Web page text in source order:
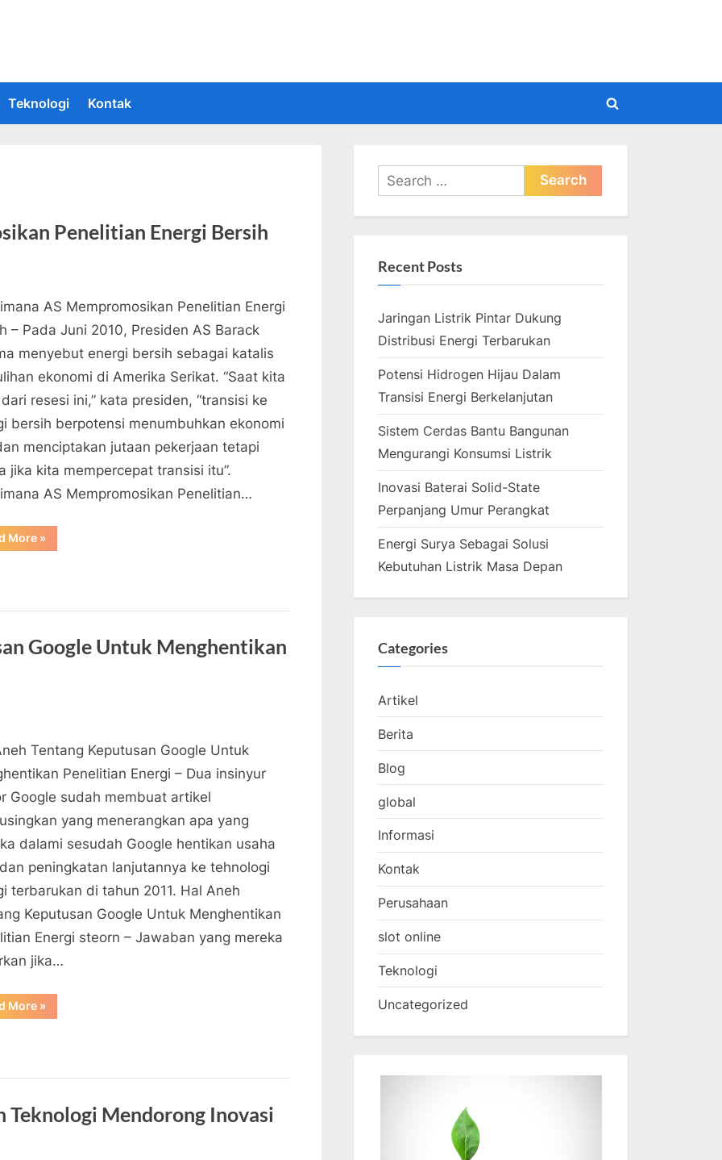
Teknologi Kontak
Toggle
Penelitian Energi Bersih
AS Mempromosikan Penelitian Energi
– Pada Juni 2010, Presiden AS Barack
menyebut energi bersih sebagai katalis
ekonomi di Amerika Serikat. “Saat kita
resesi ini,” kata presiden, “transisi ke
bersih berpotensi menumbuhkan ekonomi
menciptakan jutaan pekerjaan tetapi
jika kita mempercepat transisi itu”.
AS Mempromosikan Penelitian…
More“Bagaimana
AS
»
Google Untuk Menghentikan
Tentang Keputusan Google Untuk
Penelitian Energi – Dua insinyur
Google sudah membuat artikel
yang menerangkan apa yang
dalami sesudah Google hentikan usaha
peningkatan lanjutannya ke tehnologi
terbarukan di tahun 2011. Hal Aneh
Keputusan Google Untuk Menghentikan
Energi steorn – Jawaban yang mereka
jika…
More“Hal
Aneh
»
Teknologi Mendorong Inovasi
Search
for:
Recent Posts
Jaringan Listrik Pintar Dukung
Distribusi Energi Terbarukan
Potensi Hidrogen Hijau Dalam
Transisi Energi Berkelanjutan
Sistem Cerdas Bantu Bangunan
Mengurangi Konsumsi Listrik
Inovasi Baterai Solid-State
Perpanjang Umur Perangkat
Energi Surya Sebagai Solusi
Kebutuhan Listrik Masa Depan
Categories
Artikel
Berita
Blog
global
Informasi
Kontak
Perusahaan
slot online
Teknologi
Uncategorized